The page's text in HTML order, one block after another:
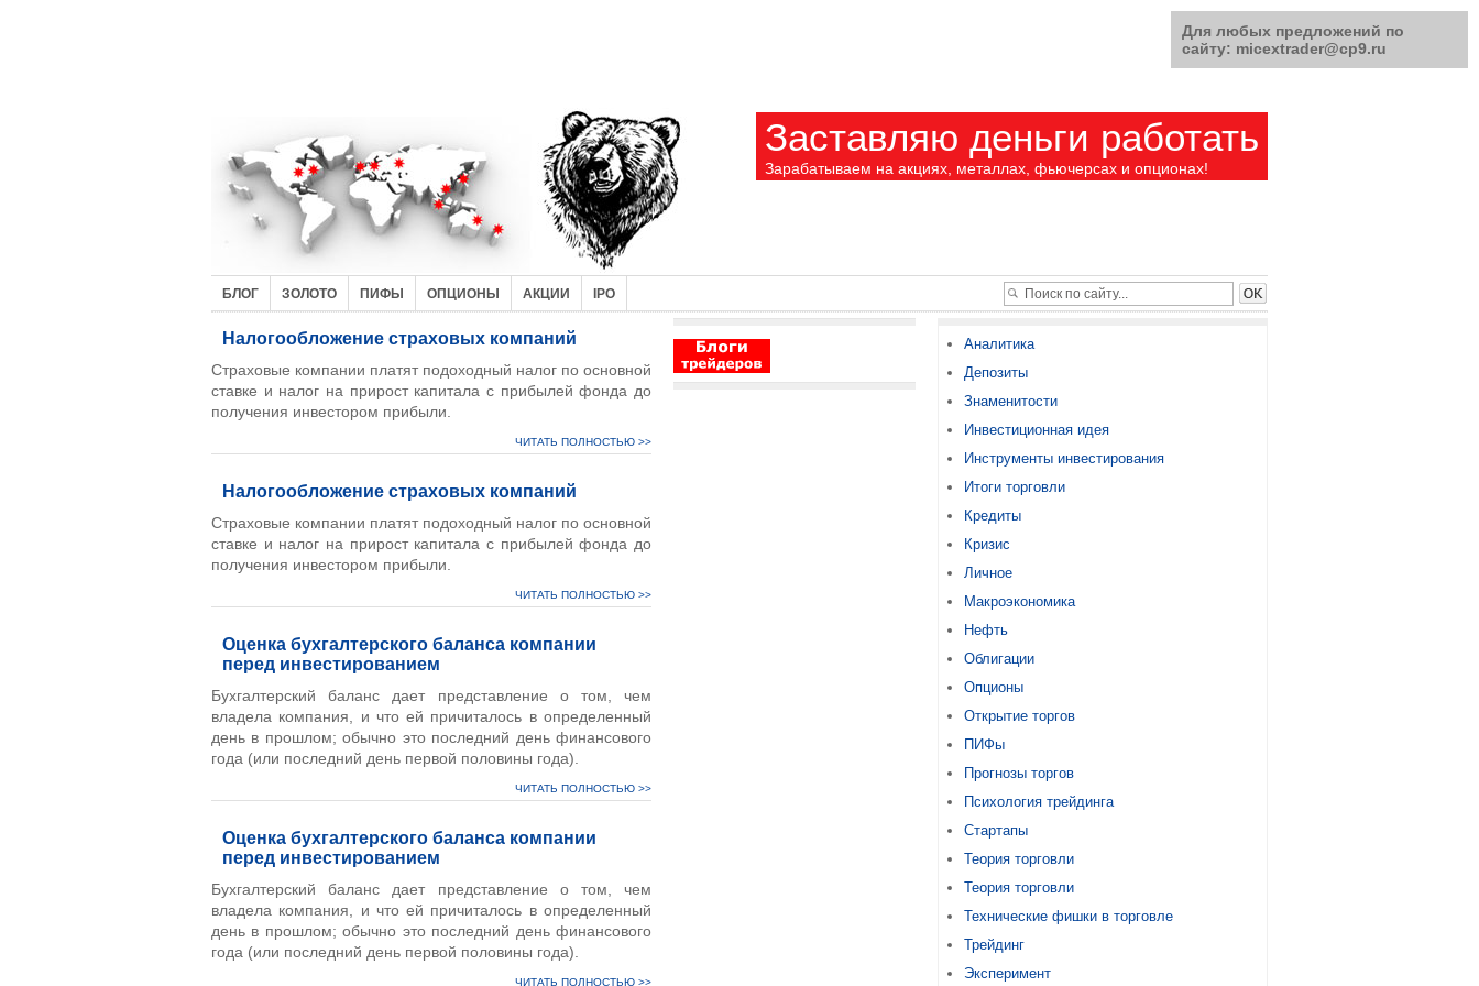
Заставляю деньги работать
Зарабатываем на акциях, металлах, фьючерсах и опционах!
БЛОГ ЗОЛОТО ПИФЫ ОПЦИОНЫ АКЦИИ IPO
Налогообложение страховых компаний
Страховые компании платят подоходный налог по основной
ставке и налог на прирост капитала с прибылей фонда до
получения инвестором прибыли.
ЧИТАТЬ ПОЛНОСТЬЮ >>
Налогообложение страховых компаний
Страховые компании платят подоходный налог по основной
ставке и налог на прирост капитала с прибылей фонда до
получения инвестором прибыли.
ЧИТАТЬ ПОЛНОСТЬЮ >>
Оценка бухгалтерского баланса компании
перед инвестированием
Бухгалтерский баланс дает представление о том, чем
владела компания, и что ей причиталось в определенный
день в прошлом; обычно это последний день финансового
года (или последний день первой половины года).
ЧИТАТЬ ПОЛНОСТЬЮ >>
Оценка бухгалтерского баланса компании
перед инвестированием
Бухгалтерский баланс дает представление о том, чем
владела компания, и что ей причиталось в определенный
день в прошлом; обычно это последний день финансового
года (или последний день первой половины года).
ЧИТАТЬ ПОЛНОСТЬЮ >>
Аналитика
Депозиты
Знаменитости
Инвестиционная идея
Инструменты инвестирования
Итоги торговли
Кредиты
Кризис
Личное
Макроэкономика
Нефть
Облигации
Опционы
Открытие торгов
ПИФы
Прогнозы торгов
Психология трейдинга
Стартапы
Теория торговли
Теория торговли
Технические фишки в торговле
Трейдинг
Эксперимент
Для любых предложений по
сайту: micextrader@cp9.ru